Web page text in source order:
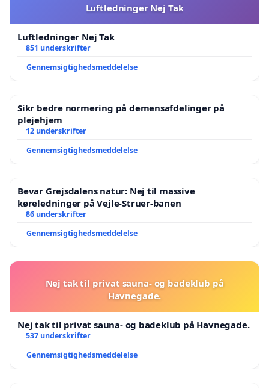
Luftledninger Nej Tak
Luftledninger Nej Tak
851 underskrifter
Gennemsigtighedsmeddelelse
Sikr bedre normering på demensafdelinger på
plejehjem
12 underskrifter
Gennemsigtighedsmeddelelse
Bevar Grejsdalens natur: Nej til massive
køreledninger på Vejle-Struer-banen
86 underskrifter
Gennemsigtighedsmeddelelse
Nej tak til privat sauna- og badeklub på
Havnegade.
Nej tak til privat sauna- og badeklub på Havnegade.
537 underskrifter
Gennemsigtighedsmeddelelse